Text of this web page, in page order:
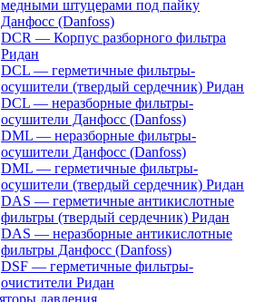
медными штуцерами под пайку
Данфосс (Danfoss)
DCR — Корпус разборного фильтра
Ридан
DCL — герметичные фильтры-
осушители (твердый сердечник) Ридан
DCL — неразборные фильтры-
осушители Данфосс (Danfoss)
DML — неразборные фильтры-
осушители Данфосс (Danfoss)
DML — герметичные фильтры-
осушители (твердый сердечник) Ридан
DAS — герметичные антикислотные
фильтры (твердый сердечник) Ридан
DAS — неразборные антикислотные
фильтры Данфосс (Danfoss)
DSF — герметичные фильтры-
очистители Ридан
давления